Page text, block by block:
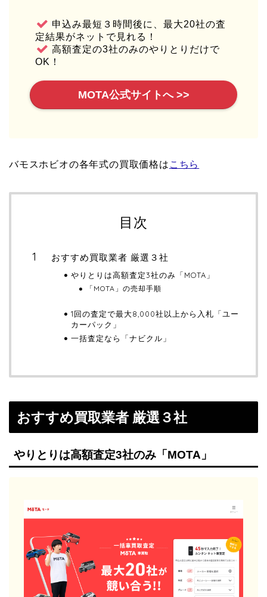
申込み最短３時間後に、最大20社の査
定結果がネットで見れる！
高額査定の3社のみのやりとりだけで
OK！
MOTA公式サイトへ >>
バモスホビオの各年式の買取価格は こちら
目次
おすすめ買取業者 厳選３社
やりとりは高額査定3社のみ「MOTA」
「MOTA」の売却手順
1回の査定で最大8,000社以上から入札「ユー
カーパック」
一括査定なら「ナビクル」
おすすめ買取業者 厳選３社
やりとりは高額査定3社のみ「MOTA」